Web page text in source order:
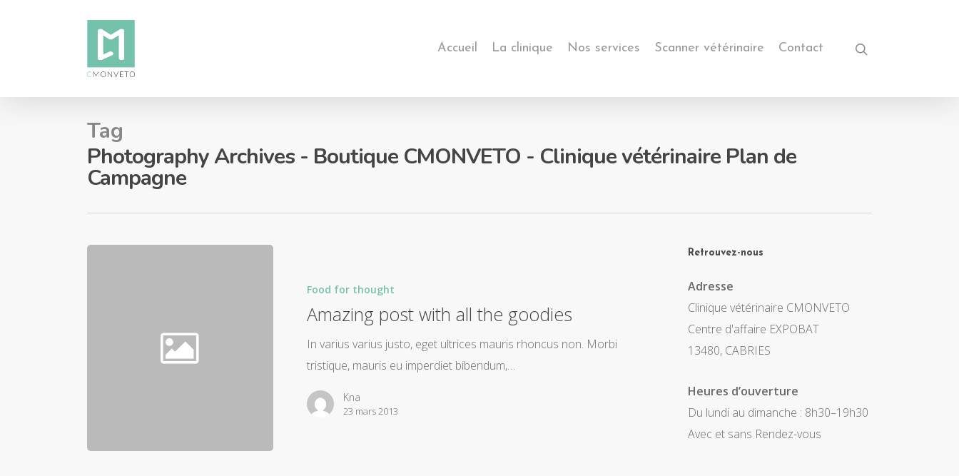
Accueil La clinique Nos services Scanner vétérinaire Contact
Tag
Photography Archives - Boutique CMONVETO - Clinique vétérinaire Plan de
Campagne
Food for thought
Amazing post with all the goodies
In varius varius justo, eget ultrices mauris rhoncus non. Morbi
tristique, mauris eu imperdiet bibendum,…
Kna
23 mars 2013
Retrouvez-nous
Adresse
Clinique vétérinaire CMONVETO
Centre d'affaire EXPOBAT
13480, CABRIES
Heures d’ouverture
Du lundi au dimanche : 8h30–19h30
Avec et sans Rendez-vous